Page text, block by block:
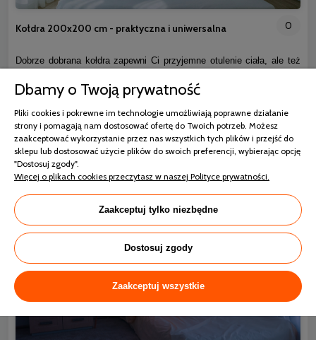
Kołdra 200x200 cm - praktyczna i uniwersalna 0
Dobrze dobrana kołdra zapewni Ci przyjemne otulenie ciała, ale też
dla skóry i przyjemna w dotyku. Przy wyborze trzeba wziąć także
pod uwagę sam rozmiar. Na pewno bardzo uniwersalne są kołdry
200x200 cm, które sprawdzą się zarówno dla par, jak i dla osób
śpiących samodzielnie. W naszej ofercie znajdziesz najwyższej
jakości modele w atrakcyjnej cenie.
czytaj całość »
Dbamy o Twoją prywatność
Pliki cookies i pokrewne im technologie umożliwiają poprawne działanie
strony i pomagają nam dostosować ofertę do Twoich potrzeb. Możesz
zaakceptować wykorzystanie przez nas wszystkich tych plików i przejść do
sklepu lub dostosować użycie plików do swoich preferencji, wybierając opcję
"Dostosuj zgody".
Więcej o plikach cookies przeczytasz w naszej Polityce prywatności.
Zaakceptuj tylko niezbędne
Dostosuj zgody
Zaakceptuj wszystkie